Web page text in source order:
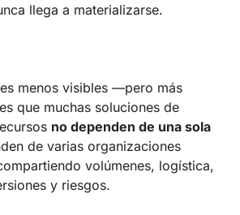
llega a materializarse.
menos visibles —pero más
que muchas soluciones de
no dependen de una sola
de varias organizaciones
volúmenes, logística,
y riesgos.